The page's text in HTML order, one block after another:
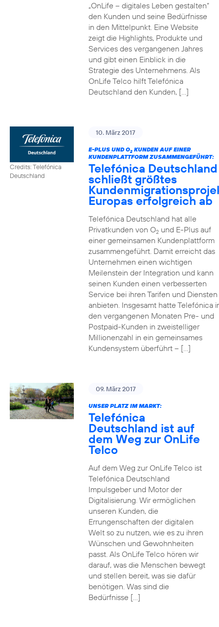
„OnLife – digitales Leben gestalten“
den Kunden und seine Bedürfnisse
in den Mittelpunkt. Eine Website
zeigt die Highlights, Produkte und
Services des vergangenen Jahres
und gibt einen Einblick in die
Strategie des Unternehmens. Als
OnLife Telco hilft Telefónica
Deutschland den Kunden, […]
Credits: Telefónica
Deutschland
10. März 2017
E-PLUS UND O2KUNDEN AUF EINER
KUNDENPLATTFORM ZUSAMMENGEFÜHRT:
Telefónica Deutschland
schließt größtes
Europas erfolgreich ab
Telefónica Deutschland hat alle
Privatkunden von O2und E-Plus auf
einer gemeinsamen Kundenplattform
zusammengeführt. Damit erreicht das
Unternehmen einen wichtigen
Meilenstein der Integration und kann
seinen Kunden einen verbesserten
Service bei ihren Tarifen und Diensten
anbieten. Insgesamt hatte Telefónica
den vergangenen Monaten Pre- und
Postpaid-Kunden in zweistelliger
Millionenzahl in ein gemeinsames
Kundensystem überführt – […]
09. März 2017
UNSER PLATZ IM MARKT:
Telefónica
Deutschland ist auf
dem Weg zur OnLife
Telco
Auf dem Weg zur OnLife Telco ist
Telefónica Deutschland
Impulsgeber und Motor der
Digitalisierung. Wir ermöglichen
unseren Kunden, die
Errungenschaften der digitalen
Welt so zu nutzen, wie es zu ihren
Wünschen und Gewohnheiten
passt. Als OnLife Telco hören wir
darauf, was die Menschen bewegt
und stellen bereit, was sie dafür
benötigen. Was sind die
Bedürfnisse […]